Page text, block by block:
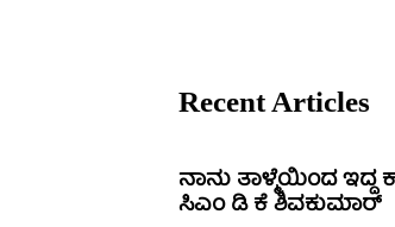
Recent Articles
ನಾನು ತಾಳ್ಮೆಯಿಂದ ಇದ್ದ
ಸಿಎಂ ಡಿ ಕೆ ಶಿವಕುಮಾರ್